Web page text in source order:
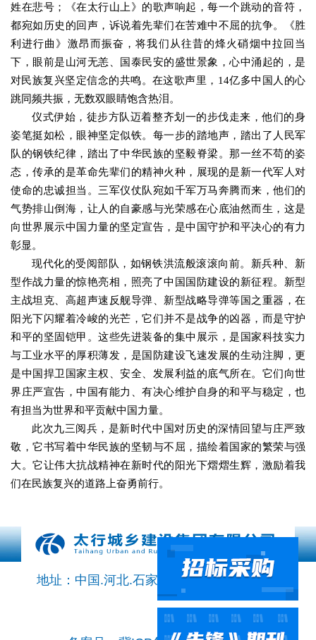
姓在悲号；《在太行山上》的歌声响起，每一个跳动的音符，
都宛如历史的回声，诉说着先辈们在苦难中不屈的抗争。《胜
利进行曲》激昂而振奋，将我们从往昔的烽火硝烟中拉回当
下，眼前是山河无恙、国泰民安的盛世景象，心中涌起的，是
对民族复兴坚定信念的共鸣。在这歌声里，14亿多中国人的心
跳同频共振，无数双眼睛饱含热泪。
仪式伊始，徒步方队迈着整齐划一的步伐走来，他们的身
姿笔挺如松，眼神坚定似铁。每一步的踏地声，踏出了人民军
队的钢铁纪律，踏出了中华民族的坚毅脊梁。那一丝不苟的姿
态，传承的是革命先辈们的精神火种，展现的是新一代军人对
使命的忠诚担当。三军仪仗队宛如千军万马奔腾而来，他们的
气势排山倒海，让人的自豪感与光荣感在心底油然而生，这是
向世界展示中国力量的坚定宣告，是中国守护和平决心的有力
彰显。
现代化的受阅部队，如钢铁洪流般滚滚向前。新兵种、新
型作战力量的惊艳亮相，照亮了中国国防建设的新征程。新型
主战坦克、高超声速反舰导弹、新型战略导弹等国之重器，在
阳光下闪耀着冷峻的光芒，它们并不是战争的凶器，而是守护
和平的坚固铠甲。这些先进装备的集中展示，是国家科技实力
与工业水平的厚积薄发，是国防建设飞速发展的生动注脚，更
是中国捍卫国家主权、安全、发展利益的底气所在。它们向世
界庄严宣告，中国有能力、有决心维护自身的和平与稳定，也
有担当为世界和平贡献中国力量。
此次九三阅兵，是新时代中国对历史的深情回望与庄严致
敬，它书写着中华民族的坚韧与不屈，描绘着国家的繁荣与强
大。它让伟大抗战精神在新时代的阳光下熠熠生辉，激励着我
们在民族复兴的道路上奋勇前行。
地址：中国.河北.石家庄市鹿泉区石铜路569号